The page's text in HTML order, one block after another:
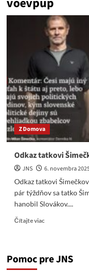
Z Domova
Odkaz tatkovi
JNS
6. novembra
Odkaz tatkovi
pár týždňov sa tatko
hanobil Slovákov....
Čítajte viacRead
tatkovi
Pomoc pre JNS